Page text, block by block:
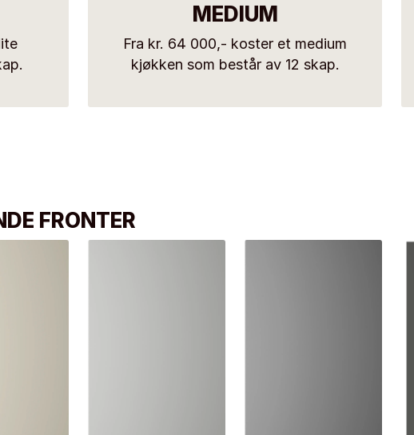
MEDIUM
Fra kr. 64 000,- koster et medium
kjøkken som består av 12 skap.
FRONTER